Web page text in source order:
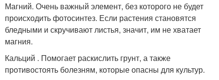
Магний. Очень важный элемент, без которого не будет
происходить фотосинтез. Если растения становятся
бледными и скручивают листья, значит, им не хватает
магния.
Кальций . Помогает раскислить грунт, а также
противостоять болезням, которые опасны для культур.